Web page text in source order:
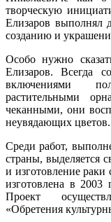
творческую
Елизаров выполнял
созданию и
Особо нужно
Елизаров. Всегда
включениями
растительными
чеканными, они
неувядающих цветов.
Среди работ,
страны, выделяется
и изготовление
изготовлена в 2003
Проект
«Обретения